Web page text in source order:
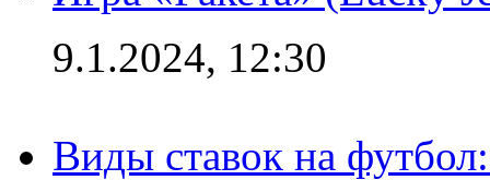
9.1.2024, 12:30
Виды ставок на